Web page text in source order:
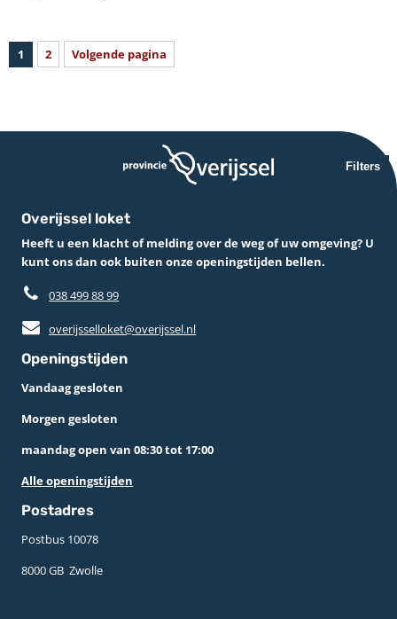
1 2 Volgende pagina
Filters
Overijssel loket
Heeft u een klacht of melding over de weg of uw omgeving? U
kunt ons dan ook buiten onze openingstijden bellen.
038 499 88 99
overijsselloket@overijssel.nl
Openingstijden
Vandaag gesloten
Morgen gesloten
maandag open van 08:30 tot 17:00
Alle openingstijden
Postadres
Postbus 10078 ­
8000 GB ­ Zwolle